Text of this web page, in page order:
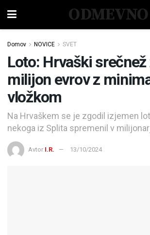
ODMEVNO
Domov NOVICE SVET
Loto: Hrvaški srečnež
milijon evrov z
vložkom
Na Hrvaškem se je zgodil izjemen
nekoga iz Splita spremenil v
Avtor I.R. 13/10/2024